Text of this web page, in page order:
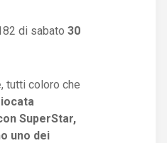
di sabato 30
, tutti coloro che
SuperStar,
uno dei